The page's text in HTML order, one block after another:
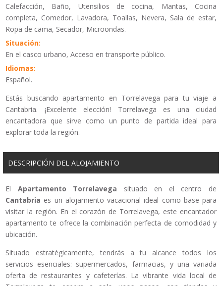
Calefacción, Baño, Utensilios de cocina, Mantas, Cocina
completa, Comedor, Lavadora, Toallas, Nevera, Sala de estar,
Ropa de cama, Secador, Microondas.
Situación:
En el casco urbano, Acceso en transporte público.
Idiomas:
Español.
Estás buscando apartamento en Torrelavega para tu viaje a
Cantabria. ¡Excelente elección! Torrelavega es una ciudad
encantadora que sirve como un punto de partida ideal para
explorar toda la región.
DESCRIPCIÓN DEL ALOJAMIENTO
El Apartamento Torrelavega situado en el centro de
Cantabria es un alojamiento vacacional ideal como base para
visitar la región. En el corazón de Torrelavega, este encantador
apartamento te ofrece la combinación perfecta de comodidad y
ubicación.
Situado estratégicamente, tendrás a tu alcance todos los
servicios esenciales: supermercados, farmacias, y una variada
oferta de restaurantes y cafeterías. La vibrante vida local de